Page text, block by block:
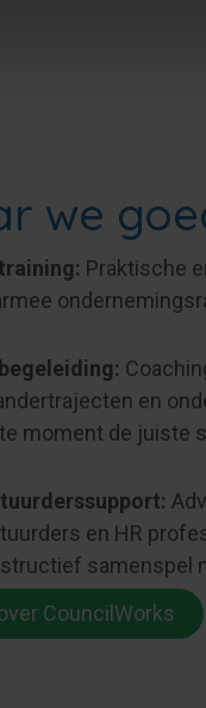
we
Praktische
en
moment de juiste
en HR
samenspel
CouncilWorks